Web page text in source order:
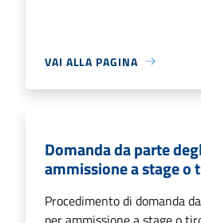
VAI ALLA PAGINA
Domanda da parte
ammissione a stage o
Procedimento di domanda